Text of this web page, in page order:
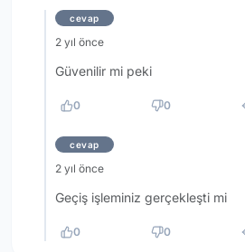
cevap
2 yıl önce
Güvenilir mi peki
0 0
cevap
2 yıl önce
Geçiş işleminiz gerçekleşti mi
0 0